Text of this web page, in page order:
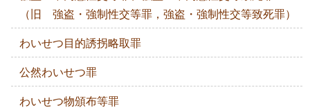
（旧 強盗・強制性交等罪，強盗・強制性交等致死罪）
わいせつ目的誘拐略取罪
公然わいせつ罪
わいせつ物頒布等罪